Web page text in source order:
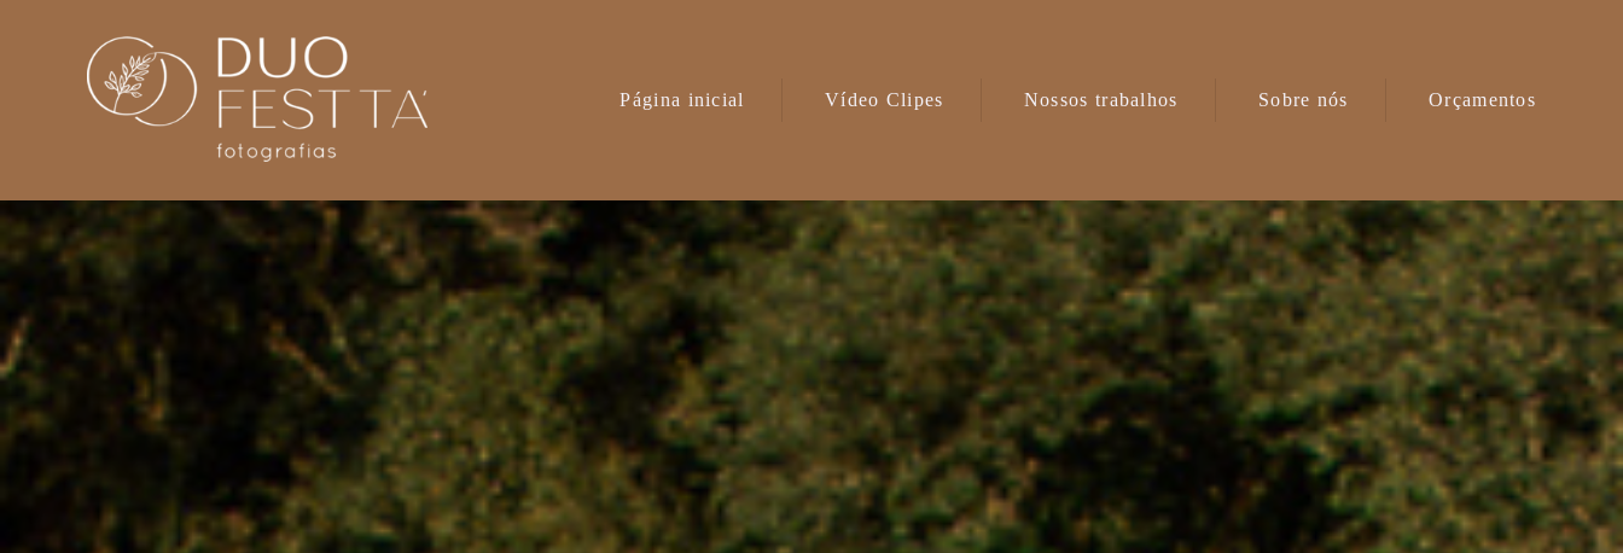
Página inicial Vídeo Clipes Nossos trabalhos Sobre nós Orçamentos